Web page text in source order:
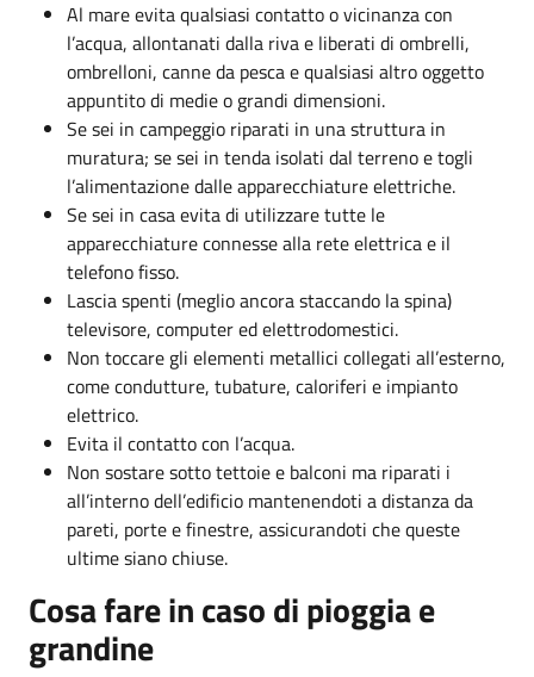
Al mare evita qualsiasi contatto o vicinanza con
l’acqua, allontanati dalla riva e liberati di ombrelli,
ombrelloni, canne da pesca e qualsiasi altro oggetto
appuntito di medie o grandi dimensioni.
Se sei in campeggio riparati in una struttura in
muratura; se sei in tenda isolati dal terreno e togli
l’alimentazione dalle apparecchiature elettriche.
Se sei in casa evita di utilizzare tutte le
apparecchiature connesse alla rete elettrica e il
telefono fisso.
Lascia spenti (meglio ancora staccando la spina)
televisore, computer ed elettrodomestici.
Non toccare gli elementi metallici collegati all’esterno,
come condutture, tubature, caloriferi e impianto
elettrico.
Evita il contatto con l’acqua.
Non sostare sotto tettoie e balconi ma riparati i
all’interno dell’edificio mantenendoti a distanza da
pareti, porte e finestre, assicurandoti che queste
ultime siano chiuse.
Cosa fare in caso di pioggia e
grandine